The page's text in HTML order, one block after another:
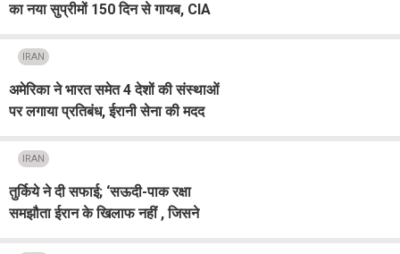
का नया सुप्रीमों 150 दिन से गायब, CIA
IRAN
अमेरिका ने भारत समेत 4 देशों की संस्थाओं
पर लगाया प्रतिबंध, ईरानी सेना की मदद
IRAN
तुर्किये ने दी सफाई; ‘सऊदी-पाक रक्षा
समझौता ईरान के खिलाफ नहीं , जिसने